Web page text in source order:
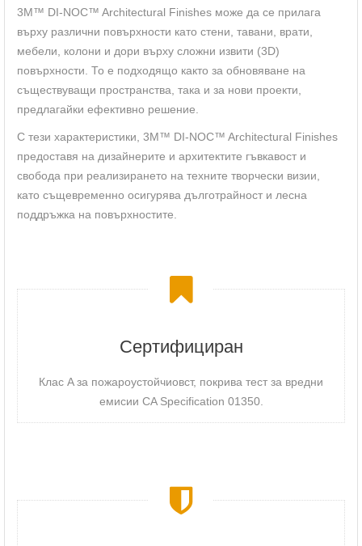
3M™ DI-NOC™ Architectural Finishes може да се прилага
върху различни повърхности като стени, тавани, врати,
мебели, колони и дори върху сложни извити (3D)
повърхности. То е подходящо както за обновяване на
съществуващи пространства, така и за нови проекти,
предлагайки ефективно решение.
С тези характеристики, 3M™ DI-NOC™ Architectural Finishes
предоставя на дизайнерите и архитектите гъвкавост и
свобода при реализирането на техните творчески визии,
като същевременно осигурява дълготрайност и лесна
поддръжка на повърхностите.
Сертифициран
Клас A за пожароустойчиовст, покрива тест за вредни
емисии CA Specification 01350.